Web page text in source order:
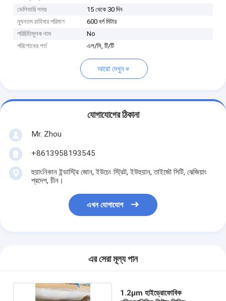
ডেলিভারি সময়
15 থেকে 30 দিন
ন্যূনতম চাহিদার পরিমাণ
600 বর্গ মিটার
পরিচিতিমুলক নাম
No
পরিশোধের শর্ত
এল/সি, টি/টি
আরো দেখুন
যোগাযোগের ঠিকানা
Mr. Zhou
+8613958193545
হুয়াংনিকান ইন্ডাস্ট্রি জোন, ইউচেং স্ট্রিট, ইউহুয়ান, তাইজৌ সিটি, ঝেজিয়াং
প্রদেশ, চীন।
এখন যোগাযোগ
এর সেরা মূল্য পান
1.2μm হাইড্রোফোবিক